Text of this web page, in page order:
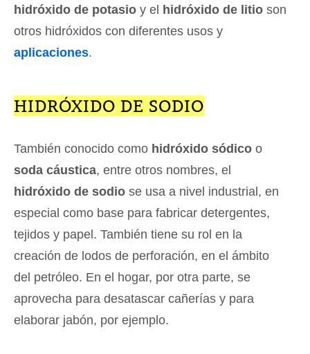
hidróxido de potasio y el hidróxido de litio son
otros hidróxidos con diferentes usos y
aplicaciones.
HIDRÓXIDO DE SODIO
También conocido como hidróxido sódico o
soda cáustica, entre otros nombres, el
hidróxido de sodio se usa a nivel industrial, en
especial como base para fabricar detergentes,
tejidos y papel. También tiene su rol en la
creación de lodos de perforación, en el ámbito
del petróleo. En el hogar, por otra parte, se
aprovecha para desatascar cañerías y para
elaborar jabón, por ejemplo.